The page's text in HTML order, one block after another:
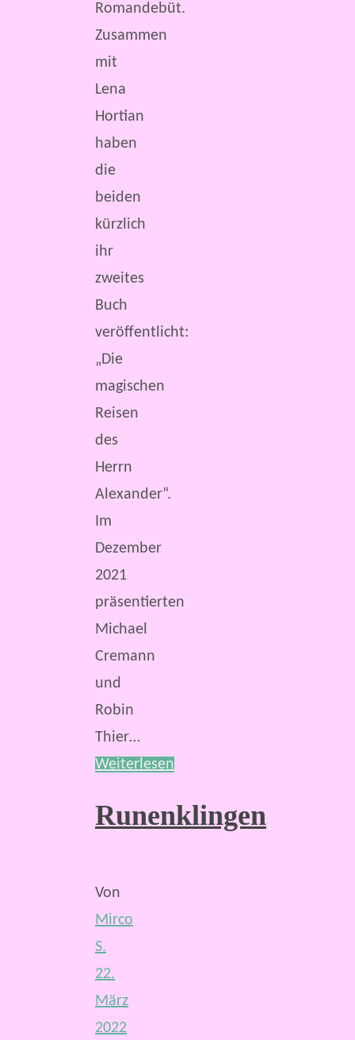
Romandebüt.
Zusammen
mit
Lena
Hortian
haben
die
beiden
kürzlich
ihr
zweites
Buch
veröffentlicht:
„Die
magischen
Reisen
des
Herrn
Alexander“.
Im
Dezember
2021
präsentierten
Michael
Cremann
und
Robin
Thier…
Weiterlesen
Runenklingen
Von
Mirco
S.
22.
März
2022